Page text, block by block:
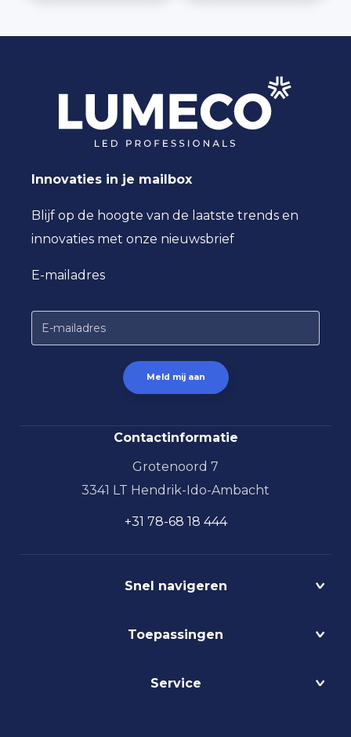
Innovaties in je mailbox
Blijf op de hoogte van de laatste trends en
innovaties met onze nieuwsbrief
E-mailadres
Contactinformatie
Grotenoord 7
3341 LT Hendrik-Ido-Ambacht
+31 78-68 18 444
Snel navigeren
Circulair
Lichtmanagement
Toepassingen
Kantoorverlichting
Service